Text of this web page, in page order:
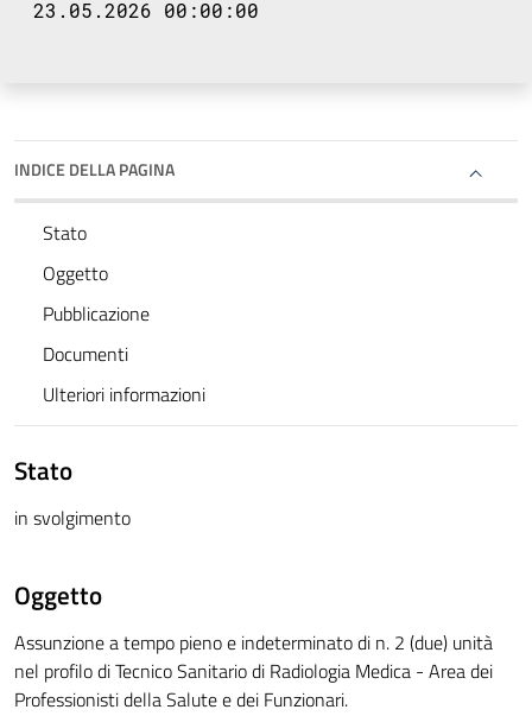
23.05.2026 00:00:00
INDICE DELLA PAGINA
Stato
Oggetto
Pubblicazione
Documenti
Ulteriori informazioni
Stato
in svolgimento
Oggetto
Assunzione a tempo pieno e indeterminato di n. 2 (due) unità
nel profilo di Tecnico Sanitario di Radiologia Medica - Area dei
Professionisti della Salute e dei Funzionari.